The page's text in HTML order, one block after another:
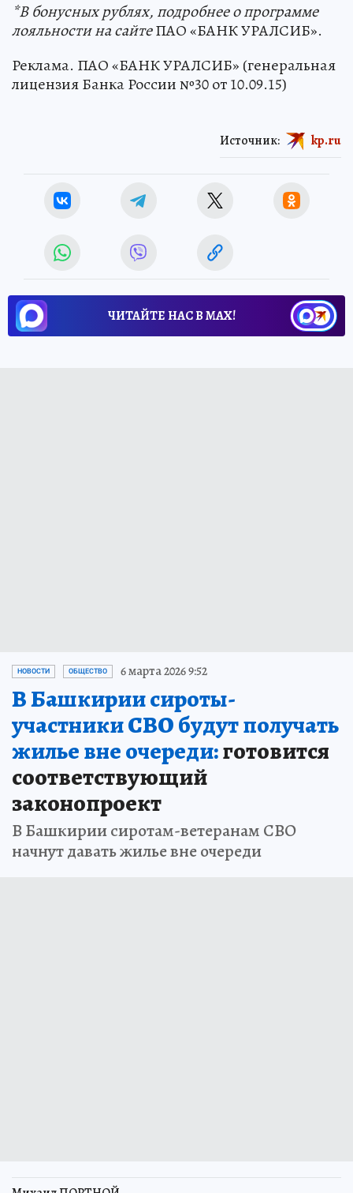
*В бонусных рублях, подробнее о программе
лояльности на сайтеПАО «БАНК УРАЛСИБ».
Реклама. ПАО «БАНК УРАЛСИБ» (генеральная
лицензия Банка России №30 от 10.09.15)
Источник: kp.ru
ЧИТАЙТЕ НАС В МАХ!
НОВОСТИ ОБЩЕСТВО 6 марта 2026 9:52
В Башкирии сироты-
участники СВО будут получать
жилье вне очереди:готовится
соответствующий
законопроект
В Башкирии сиротам-ветеранам СВО
начнут давать жилье вне очереди